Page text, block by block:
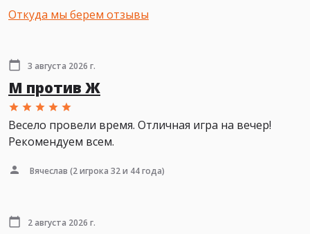
Откуда мы берем отзывы
3 августа 2026 г.
М против Ж
Весело провели время. Отличная игра на вечер!
Рекомендуем всем.
Вячеслав (2 игрока 32 и 44 года)
2 августа 2026 г.